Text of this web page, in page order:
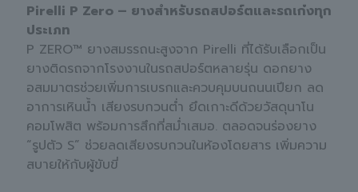
Pirelli P Zero – ยางสำหรับรถสปอร์ตและรถเก๋งทุก
ประเภท
P ZERO™ ยางสมรรถนะสูงจาก Pirelli ที่ได้รับเลือกเป็น
ยางติดรถจากโรงงานในรถสปอร์ตหลายรุ่น ดอกยาง
อสมมาตรช่วยเพิ่มการเบรกและควบคุมบนถนนเปียก ลด
อาการเหินน้ำ เสียงรบกวนต่ำ ยึดเกาะดีด้วยวัสดุนาโน
คอมโพสิต พร้อมการสึกที่สม่ำเสมอ. ตลอดจนร่องยาง
“รูปตัว S” ช่วยลดเสียงรบกวนในห้องโดยสาร เพิ่มความ
สบายให้กับผู้ขับขี่